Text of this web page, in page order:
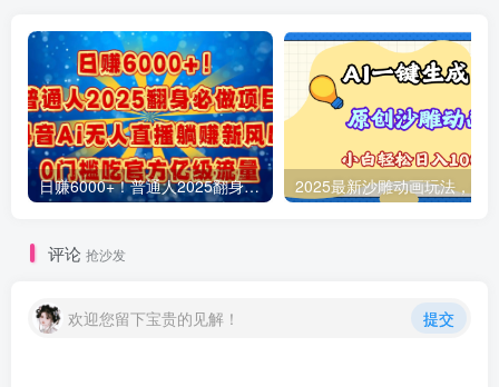
日赚6000+！普通人2025翻身必做项目，抖音Ai无人直播躺赚新风口，0门槛吃官方亿级流量
评论 抢沙发
欢迎您留下宝贵的见解！ 提交